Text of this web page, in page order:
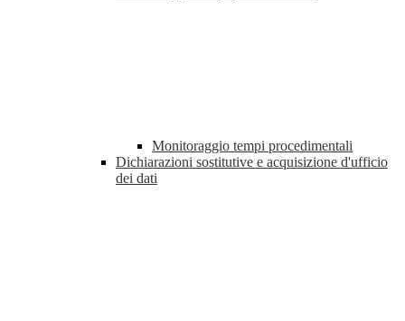
Monitoraggio tempi procedimentali
Dichiarazioni sostitutive e acquisizione d'ufficio
dei dati